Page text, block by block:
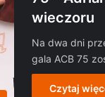
wieczoru
Na dwa dni
gala ACB 75
Czytaj